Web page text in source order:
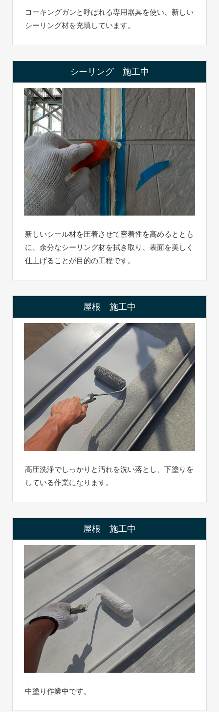
コーキングガンと呼ばれる専用器具を使い、新しい
シーリング材を充填しています。
シーリング 施工中
新しいシール材を圧着させて密着性を高めるととも
に、余分なシーリング材を拭き取り、表面を美しく
仕上げることが目的の工程です。
屋根 施工中
高圧洗浄でしっかりと汚れを洗い落とし、下塗りを
している作業になります。
屋根 施工中
中塗り作業中です。